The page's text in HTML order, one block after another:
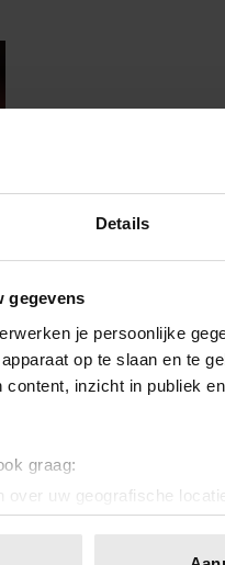
Details
gegevens
je persoonlijke
op te slaan en te
content, inzicht in publiek
graag:
over uw geografische
door het actief te